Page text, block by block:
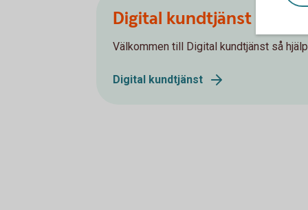
Digital kundtjänst
Välkommen till Digital kundtjänst så
Digital kundtjänst